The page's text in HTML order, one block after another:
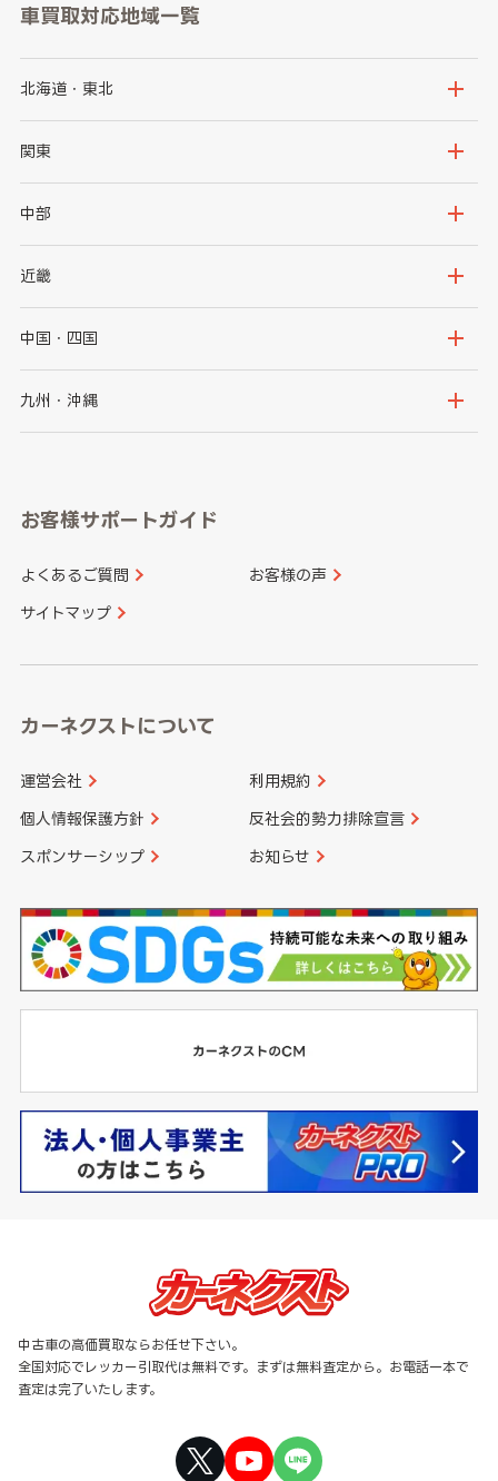
車買取対応地域一覧
北海道・東北
北海道
岩手県
秋田県
関東
茨城県
群馬県
千葉県
中部
新潟県
石川県
山梨県
愛知県
近畿
大阪府
京都府
和歌山県
中国・四国
鳥取県
山口県
香川県 愛媛県
九州・沖縄
長崎県
大分県 宮崎県
お客様サポートガイド
よくあるご質問 お客様の声
サイトマップ
カーネクストについて
運営会社 利用規約
個人情報保護方針 反社会的勢力排除宣言
スポンサーシップ お知らせ
中古車の高価買取ならお任せ下さい。
全国対応でレッカー引取代は無料です。まずは無料査定から。お電話一本で
査定は完了いたします。